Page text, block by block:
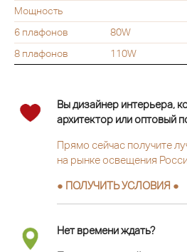
Мощность
6 плафонов
80W
8 плафонов
110W
Вы дизайнер интерьера,
архитектор или оптовый
Прямо сейчас получите
на рынке освещения
● ПОЛУЧИТЬ УСЛОВИЯ ●
Нет времени ждать?